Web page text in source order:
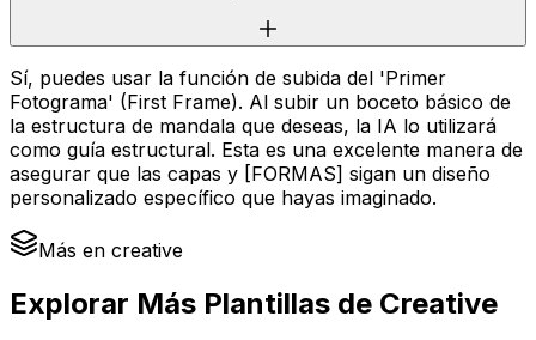
Sí, puedes usar la función de subida del 'Primer
Fotograma' (First Frame). Al subir un boceto básico de
la estructura de mandala que deseas, la IA lo utilizará
como guía estructural. Esta es una excelente manera de
asegurar que las capas y [FORMAS] sigan un diseño
personalizado específico que hayas imaginado.
Más en creative
Explorar Más Plantillas de Creative